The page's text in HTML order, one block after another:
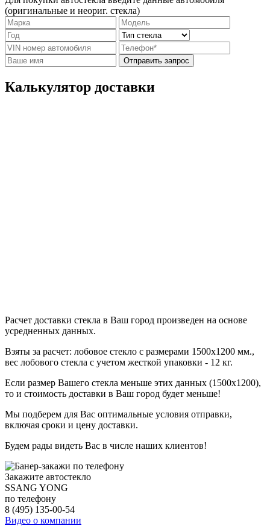
(оригинальные и неориг. стекла)
Отправить запрос
Калькулятор доставки
Расчет доставки стекла в Ваш город произведен на основе
усредненных данных.
Взяты за расчет: лобовое стекло с размерами 1500x1200 мм.,
вес лобового стекла с учетом жесткой упаковки - 12 кг.
Если размер Вашего стекла меньше этих данных (1500x1200),
то и стоимость доставки в Ваш город будет меньше!
Мы подберем для Вас оптимальные условия отправки,
включая сроки и цену доставки.
Будем рады видеть Вас в числе наших клиентов!
Закажите автостекло
SSANG YONG
по телефону
8 (495) 135-00-54
Видео о компании